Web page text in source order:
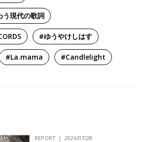
う現代の歌詞
#ゆうやけしはす
#La.mama #Candlelight
REPORT 2026/07/28